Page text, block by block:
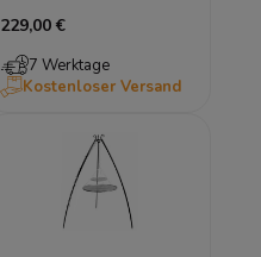
229,00 €
7 Werktage
Kostenloser Versand